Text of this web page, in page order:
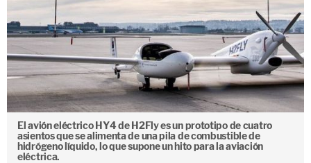
El avión eléctrico HY4 de H2Fly es un prototipo de cuatro
asientos que se alimenta de una pila de combustible de
hidrógeno líquido, lo que supone un hito para la aviación
eléctrica.